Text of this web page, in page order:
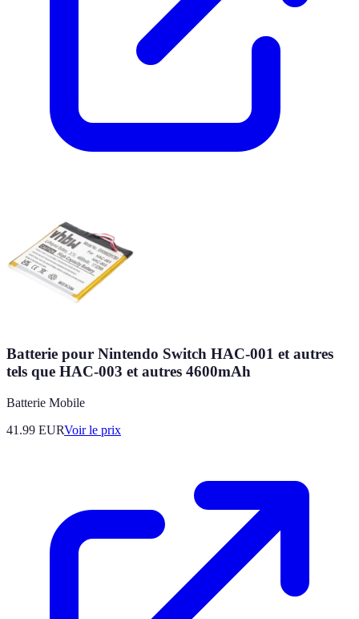
Batterie pour Nintendo Switch HAC-001 et autres
tels que HAC-003 et autres 4600mAh
Batterie Mobile
41.99 EURVoir le prix